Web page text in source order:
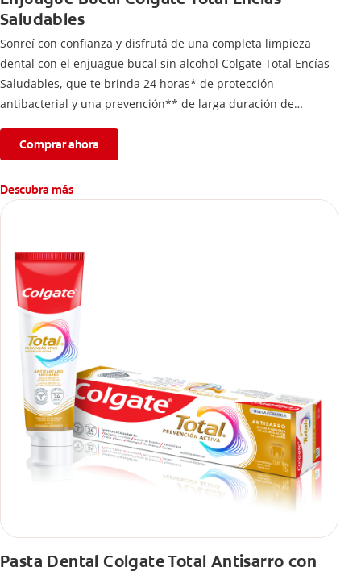
Saludables
Sonreí con confianza y disfrutá de una completa limpieza
dental con el enjuague bucal sin alcohol Colgate Total Encías
Saludables, que te brinda 24 horas* de protección
antibacterial y una prevención** de larga duración de
Comprar ahora
Descubra más
Pasta Dental Colgate Total Antisarro con